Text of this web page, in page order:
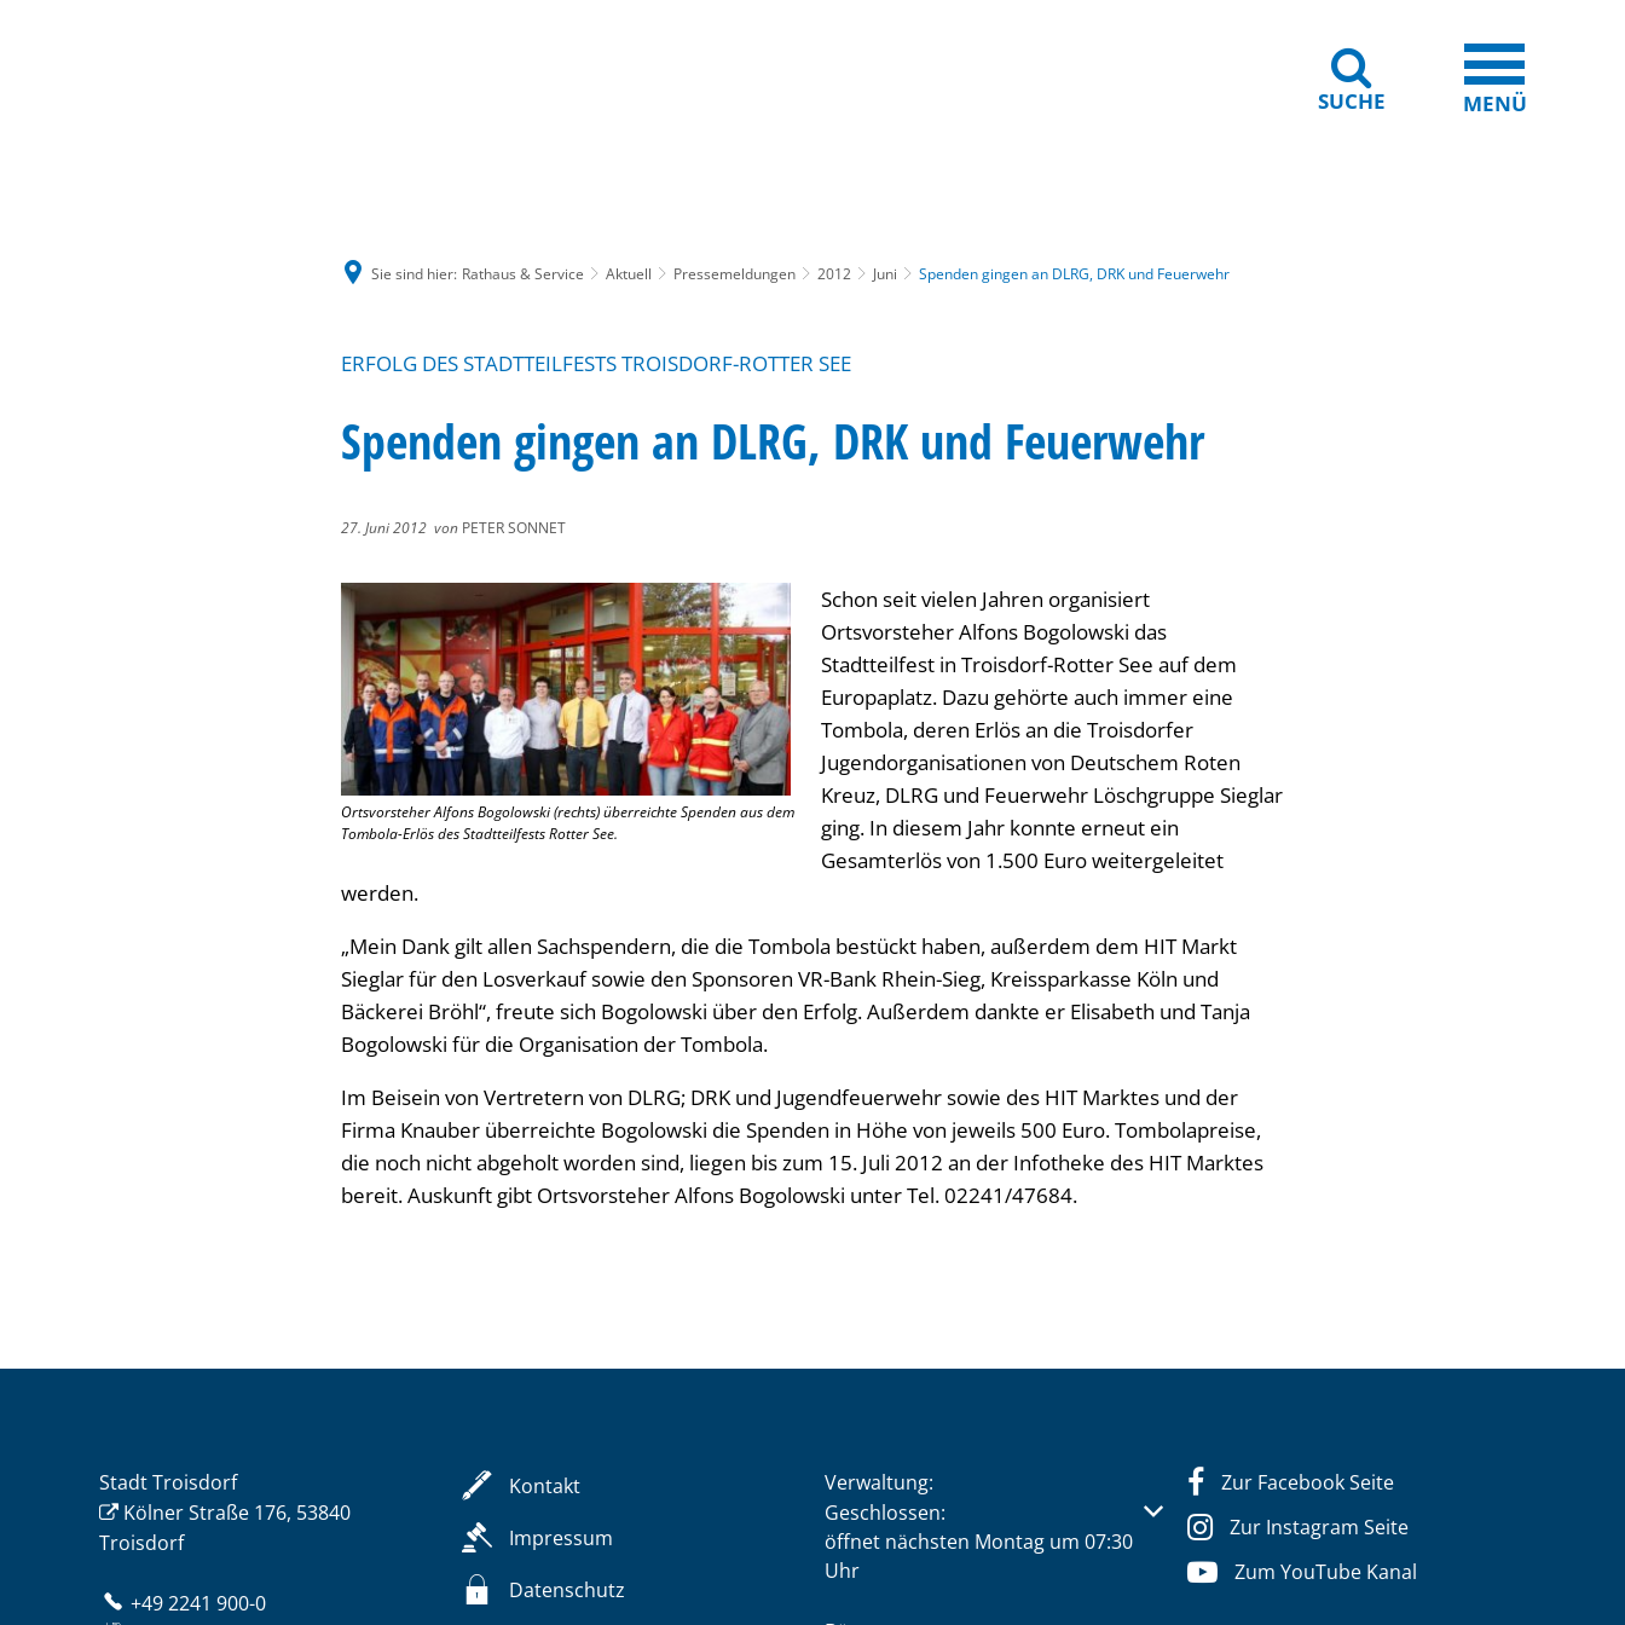
SUCHE MENÜ
Sie sind hier: Rathaus & Service Aktuell Pressemeldungen 2012 Juni Spenden gingen an DLRG, DRK und Feuerwehr
ERFOLG DES STADTTEILFESTS TROISDORF-ROTTER SEE
Spenden gingen an DLRG, DRK und Feuerwehr
27. Juni 2012 von PETER SONNET
Ortsvorsteher Alfons Bogolowski (rechts) überreichte Spenden aus dem
Tombola-Erlös des Stadtteilfests Rotter See.
Schon seit vielen Jahren organisiert
Ortsvorsteher Alfons Bogolowski das
Stadtteilfest in Troisdorf-Rotter See auf dem
Europaplatz. Dazu gehörte auch immer eine
Tombola, deren Erlös an die Troisdorfer
Jugendorganisationen von Deutschem Roten
Kreuz, DLRG und Feuerwehr Löschgruppe Sieglar
ging. In diesem Jahr konnte erneut ein
Gesamterlös von 1.500 Euro weitergeleitet
werden.
„Mein Dank gilt allen Sachspendern, die die Tombola bestückt haben, außerdem dem HIT Markt
Sieglar für den Losverkauf sowie den Sponsoren VR-Bank Rhein-Sieg, Kreissparkasse Köln und
Bäckerei Bröhl“, freute sich Bogolowski über den Erfolg. Außerdem dankte er Elisabeth und Tanja
Bogolowski für die Organisation der Tombola.
Im Beisein von Vertretern von DLRG; DRK und Jugendfeuerwehr sowie des HIT Marktes und der
Firma Knauber überreichte Bogolowski die Spenden in Höhe von jeweils 500 Euro. Tombolapreise,
die noch nicht abgeholt worden sind, liegen bis zum 15. Juli 2012 an der Infotheke des HIT Marktes
bereit. Auskunft gibt Ortsvorsteher Alfons Bogolowski unter Tel. 02241/47684.
Stadt Troisdorf
Kölner Straße 176, 53840
Troisdorf
+49 2241 900-0
Kontakt
Impressum
Datenschutz
Verwaltung:
Klicken, um weitere Öffnungs- oder Schließzeiten auszublenden
Geschlossen:
öffnet nächsten Montag um 07:30
Uhr
Zur Facebook Seite
Zur Instagram Seite
Zum YouTube Kanal